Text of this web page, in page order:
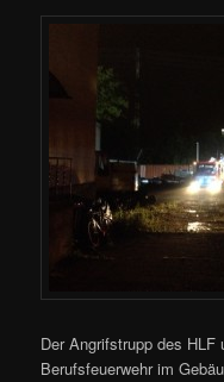
Der Angrifstrupp des
Berufsfeuerwehr im